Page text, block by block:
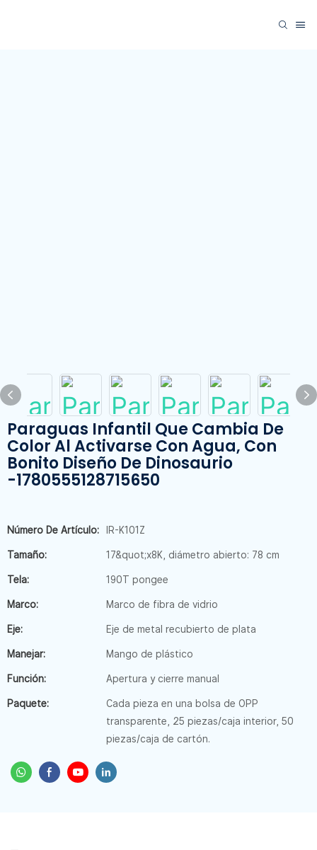
Paraguas Infantil Que Cambia De
Color Al Activarse Con Agua, Con
Bonito Diseño De Dinosaurio
-1780555128715650
Número De Artículo: IR-K101Z
Tamaño: 17&quot;x8K, diámetro abierto: 78 cm
Tela: 190T pongee
Marco: Marco de fibra de vidrio
Eje: Eje de metal recubierto de plata
Manejar: Mango de plástico
Función: Apertura y cierre manual
Paquete:
Cada pieza en una bolsa de OPP
transparente, 25 piezas/caja interior, 50
piezas/caja de cartón.